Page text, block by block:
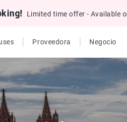
Limited time offer - Available
Proveedora Negocio